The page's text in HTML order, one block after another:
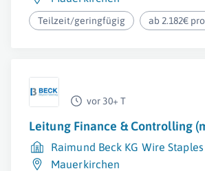
Teilzeit/geringfügig ab 2.182€
vor 30+ T
Leitung Finance & Controlling
Raimund Beck KG Wire
Mauerkirchen